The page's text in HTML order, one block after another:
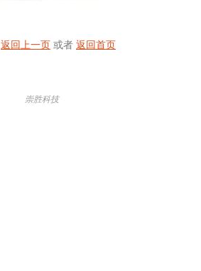
返回上一页 或者 返回首页
崇胜科技